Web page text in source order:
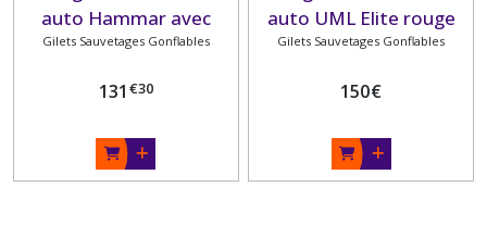
auto Hammar avec
harnais et lampe flash
Gilets Sauvetages Gonflables
131 €30
auto UML Elite rouge
avec sous-cutale
Gilets Sauvetages Gonflables
150€